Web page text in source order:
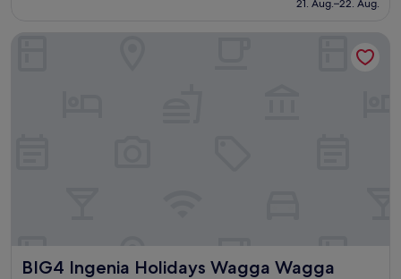
21. Aug.–22. Aug.
BIG4 Ingenia Holidays Wagga Wagga
BIG4 Ingenia Holidays Wagga Wagga